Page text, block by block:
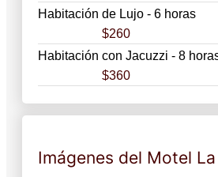
Habitación de Lujo - 6 horas
$260
Habitación con Jacuzzi - 8
$360
Imágenes del Motel